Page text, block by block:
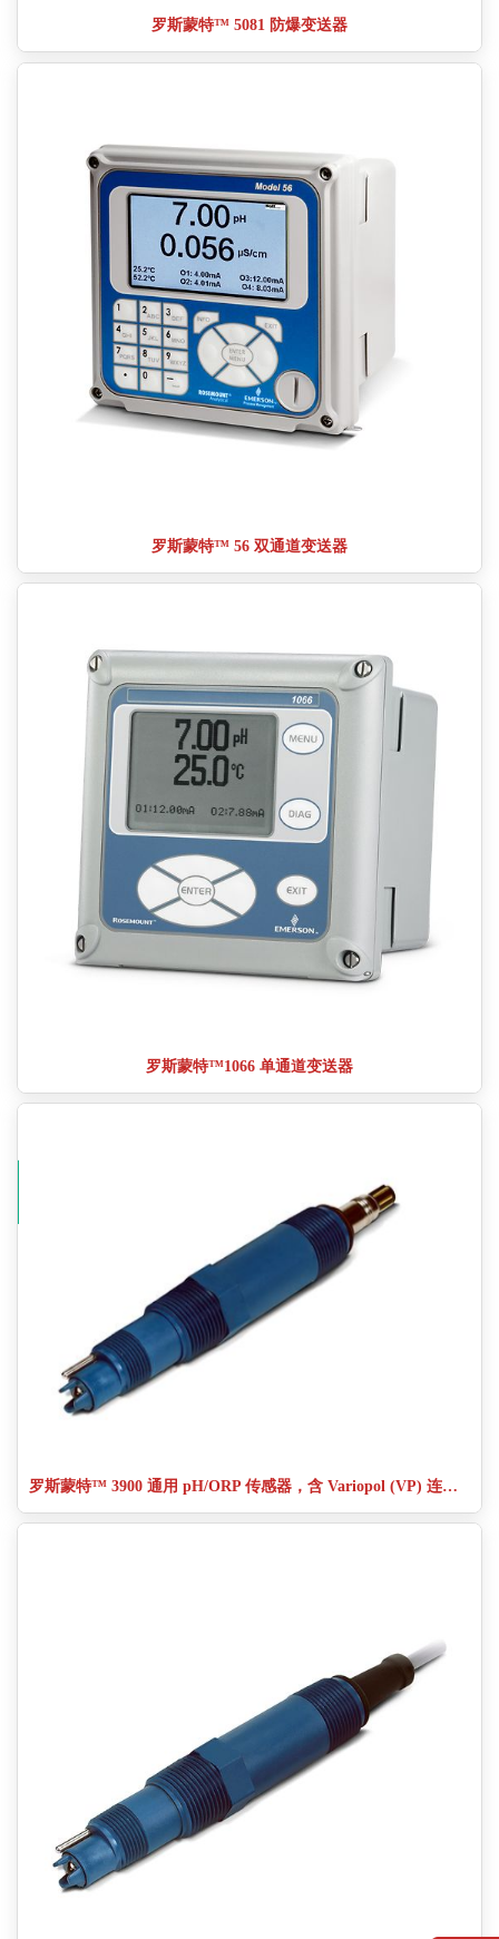
罗斯蒙特™ 5081 防爆变送器
罗斯蒙特™ 56 双通道变送器
罗斯蒙特™1066 单通道变送器
罗斯蒙特™ 3900 通用 pH/ORP 传感器，含 Variopol (VP) 连接件